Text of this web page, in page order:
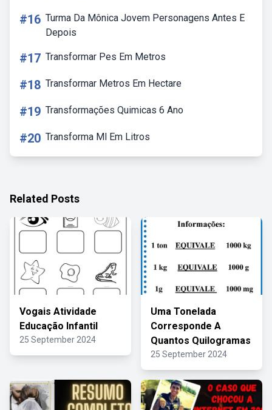
#16 Turma Da Mônica Jovem Personagens Antes E
Depois
#17 Transformar Pes Em Metros
#18 Transformar Metros Em Hectare
#19 Transformações Quimicas 6 Ano
#20 Transforma Ml Em Litros
Related Posts
Vogais Atividade
Educação Infantil
25 September 2024
Uma Tonelada
Corresponde A
Quantos Quilogramas
25 September 2024